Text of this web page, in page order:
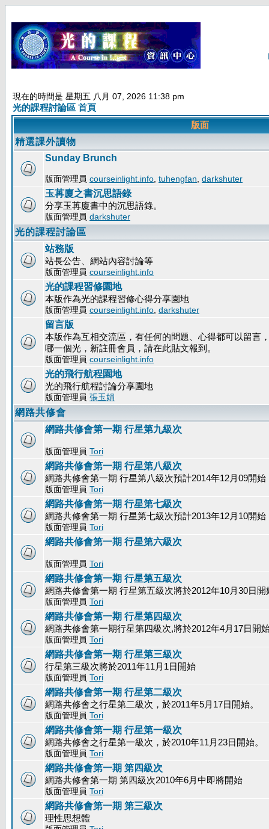
現在的時間是 星期五 八月 07, 2026 11:38 pm
光的課程討論區 首頁
版面
精選課外讀物
Sunday Brunch
版面管理員 courseinlight.info tuhengfan darkshuter
玉苒廈之書沉思語錄
分享玉苒廈書中的沉思語錄。
版面管理員 darkshuter
光的課程討論區
站務版
站長公告、網站內容討論等
版面管理員 courseinlight.info
光的課程習修園地
本版作為光的課程習修心得分享園地
版面管理員 courseinlight.info darkshuter
留言版
本版作為互相交流區，有任何的問題、心得都可以留言
哪一個光，新註冊會員，請在此貼文報到。
版面管理員 courseinlight.info
光的飛行航程園地
光的飛行航程討論分享園地
版面管理員 張玉娟
網路共修會
網路共修會第一期 行星第九級次
版面管理員 Tori
網路共修會第一期 行星第八級次
網路共修會第一期 行星第八級次預計2014年12月09開始
版面管理員 Tori
網路共修會第一期 行星第七級次
網路共修會第一期 行星第七級次預計2013年12月10開始
版面管理員 Tori
網路共修會第一期 行星第六級次
版面管理員 Tori
網路共修會第一期 行星第五級次
網路共修會第一期 行星第五級次將於2012年10月30日開
版面管理員 Tori
網路共修會第一期 行星第四級次
網路共修會第一期行星第四級次,將於2012年4月17日開
版面管理員 Tori
網路共修會第一期 行星第三級次
行星第三級次將於2011年11月1日開始
版面管理員 Tori
網路共修會第一期 行星第二級次
網路共修會之行星第二級次，於2011年5月17日開始。
版面管理員 Tori
網路共修會第一期 行星第一級次
網路共修會之行星第一級次，於2010年11月23日開始。
版面管理員 Tori
網路共修會第一期 第四級次
網路共修會第一期 第四級次2010年6月中即將開始
版面管理員 Tori
網路共修會第一期 第三級次
理性思想體